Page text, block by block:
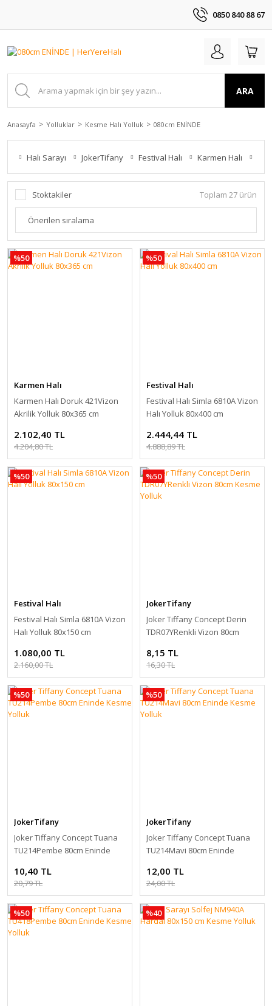
0850 840 88 67
ARA
Anasayfa Yolluklar Kesme Halı Yolluk 080cm ENİNDE
Halı Sarayı JokerTifany Festival Halı Karmen Halı
Stoktakiler Toplam 27 ürün
%50
Karmen Halı
Karmen Halı Doruk 421Vizon
Akrilik Yolluk 80x365 cm
2.102,40 TL
4.204,80 TL
%50
Festival Halı
Festival Halı Simla 6810A Vizon
Halı Yolluk 80x400 cm
2.444,44 TL
4.888,89 TL
%50
Festival Halı
Festival Halı Simla 6810A Vizon
Halı Yolluk 80x150 cm
1.080,00 TL
2.160,00 TL
%50
JokerTifany
Joker Tiffany Concept Derin
TDR07YRenkli Vizon 80cm
8,15 TL
16,30 TL
%50
JokerTifany
Joker Tiffany Concept Tuana
TU214Pembe 80cm Eninde
10,40 TL
20,79 TL
%50
JokerTifany
Joker Tiffany Concept Tuana
TU214Mavi 80cm Eninde
12,00 TL
24,00 TL
%50 %40